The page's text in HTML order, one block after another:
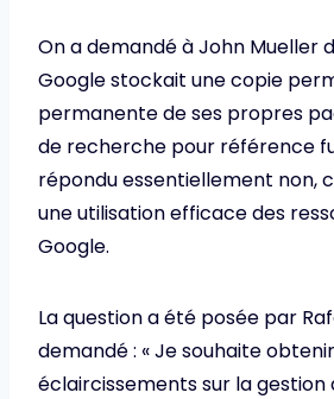
On a demandé à John Mueller
Google stockait une copie
permanente de ses propres
de recherche pour référence
répondu essentiellement non,
une utilisation efficace des
Google.
La question a été posée par
demandé : « Je souhaite
éclaircissements sur la gestion